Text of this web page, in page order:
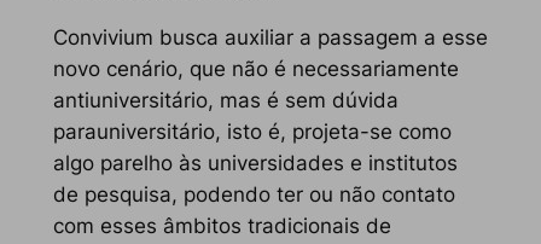
Convivium busca auxiliar a passagem a esse
novo cenário, que não é necessariamente
antiuniversitário, mas é sem dúvida
parauniversitário, isto é, projeta-se como
algo parelho às universidades e institutos
de pesquisa, podendo ter ou não contato
com esses âmbitos tradicionais de